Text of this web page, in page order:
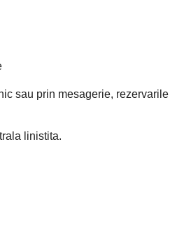
sau prin mesagerie,
linistita.